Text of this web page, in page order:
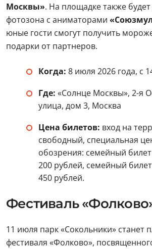
Москвы». На площадке также
фотозона с аниматорами
юные гости смогут получить
подарки от партнеров.
Когда: 8 июля 2026 года, с
Где: «Солнце Москвы», 2-я
улица, дом 3, Москва
Цена билетов: вход на
свободный, специальная
обозрения: семейный
200 рублей, семейный
450 рублей.
Фестиваль
11 июля парк «Сокольники» станет
фестиваля «Фолково»,